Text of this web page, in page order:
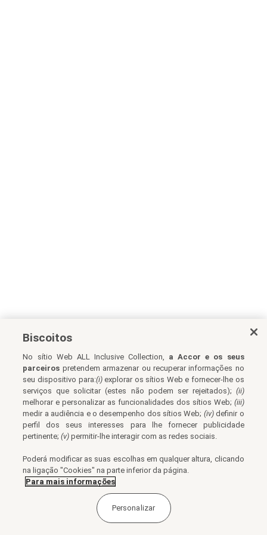
Biscoitos
No sítio Web ALL Inclusive Collection, a Accor e os seus
parceiros pretendem armazenar ou recuperar informações no
seu dispositivo para:(i)explorar os sítios Web e fornecer-lhe os
serviços que solicitar (estes não podem ser rejeitados); (ii)
melhorar e personalizar as funcionalidades dos sítios Web; (iii)
medir a audiência e o desempenho dos sítios Web; (iv)definir o
perfil dos seus interesses para lhe fornecer publicidade
pertinente;(v) permitir-lhe interagir com as redes sociais.
Poderá modificar as suas escolhas em qualquer altura, clicando
na ligação "Cookies" na parte inferior da página.
Para mais informações
Personalizar